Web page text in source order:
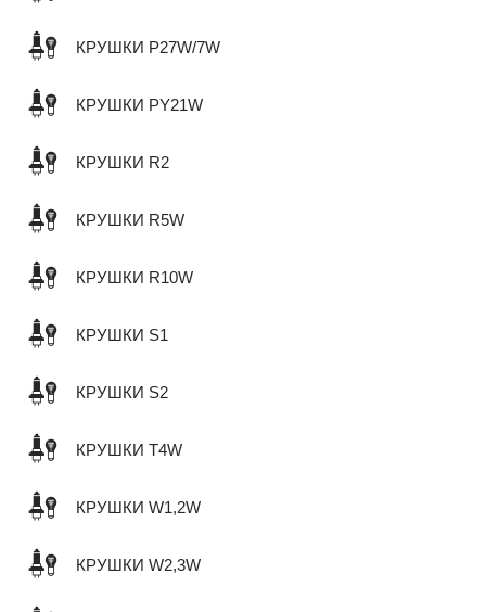
КРУШКИ P27W/7W
КРУШКИ PY21W
КРУШКИ R2
КРУШКИ R5W
КРУШКИ R10W
КРУШКИ S1
КРУШКИ S2
КРУШКИ T4W
КРУШКИ W1,2W
КРУШКИ W2,3W